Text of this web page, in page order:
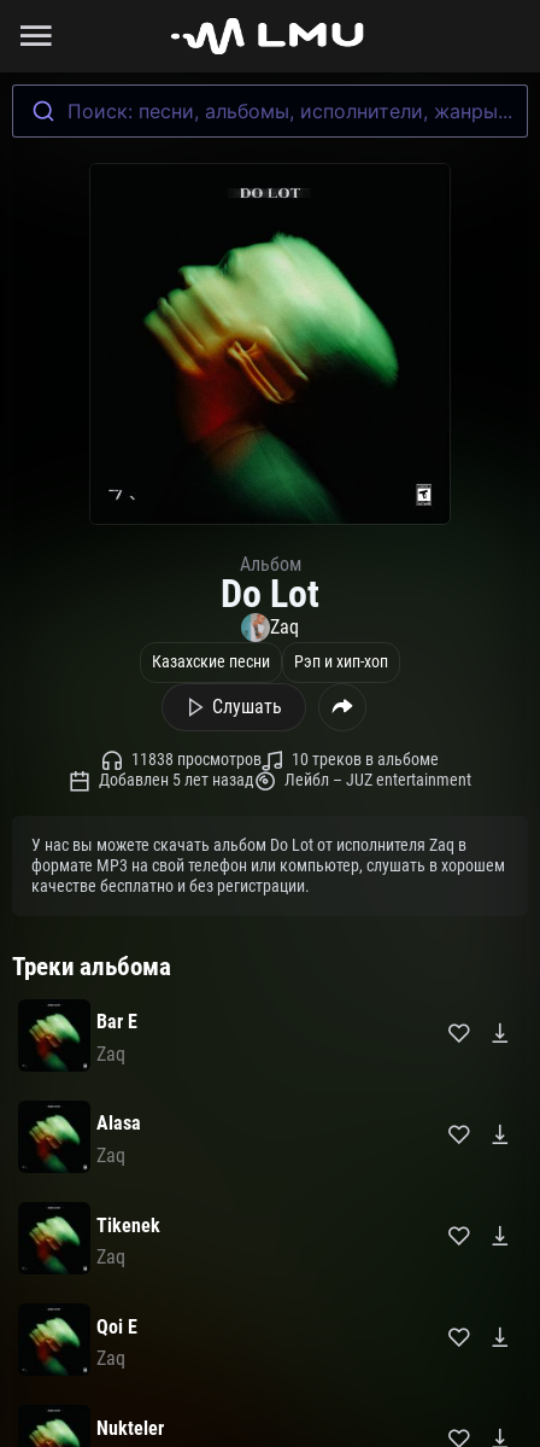
Поиск: песни, альбомы, исполнители, жанры...
Альбом
Do Lot
Zaq
Казахские песни Рэп и хип-хоп
Слушать
11838 просмотров
10 треков в альбоме
Добавлен 5 лет назад
Лейбл – JUZ entertainment
У нас вы можете скачать альбом Do Lot от исполнителя Zaq в
формате MP3 на свой телефон или компьютер, слушать в хорошем
качестве бесплатно и без регистрации.
Треки альбома
Bar E
Zaq
Alasa
Zaq
Tikenek
Zaq
Qoi E
Zaq
Nukteler